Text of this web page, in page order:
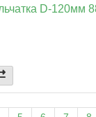
D-120мм